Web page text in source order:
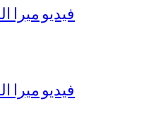
فيديو ميرا
فيديو ميرا النوري